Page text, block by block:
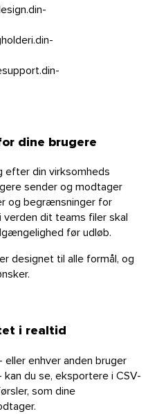
support.din-
dine brugere
efter din virksomheds
sender og modtager
og begrænsninger for
dit teams filer skal
før udløb.
designet til alle formål, og
i realtid
enhver anden bruger
du se, eksportere i CSV-
som dine